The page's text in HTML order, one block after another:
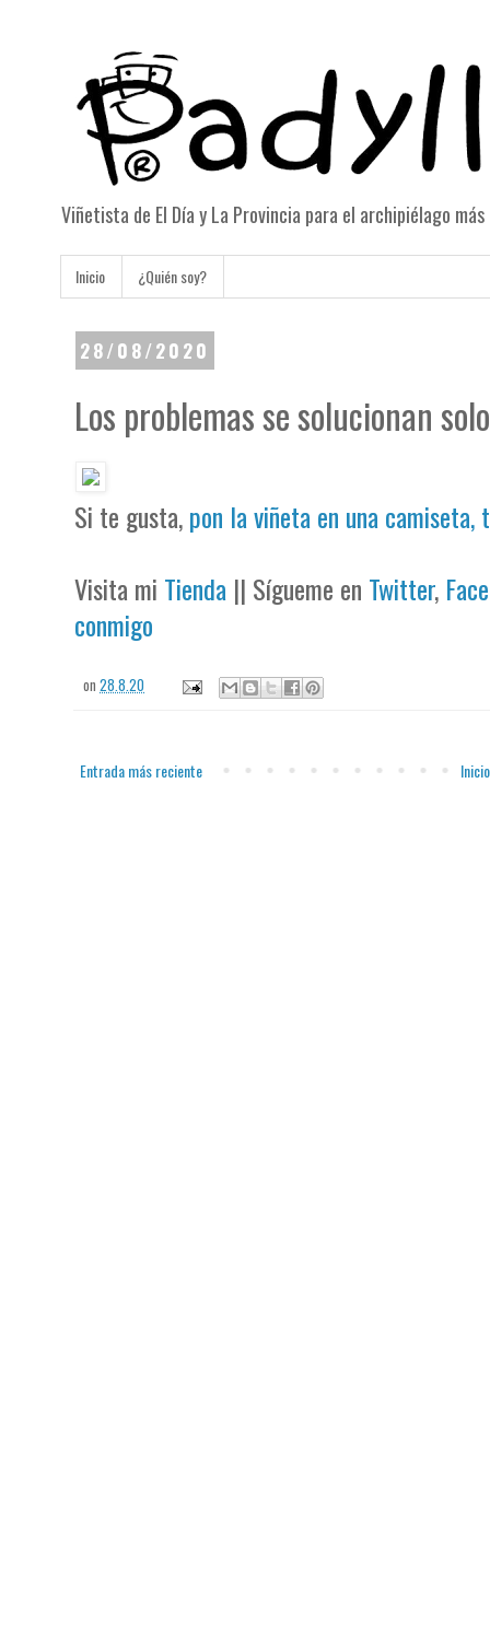
Viñetista de El Día y La Provincia para el archipiélago
Inicio ¿Quién soy?
28/08/2020
Los problemas se solucionan
Si te gusta,pon la viñeta en una camiseta,
Visita mi Tienda || Sígueme en Twitter,
conmigo
on28.8.20
Entrada más reciente Inicio